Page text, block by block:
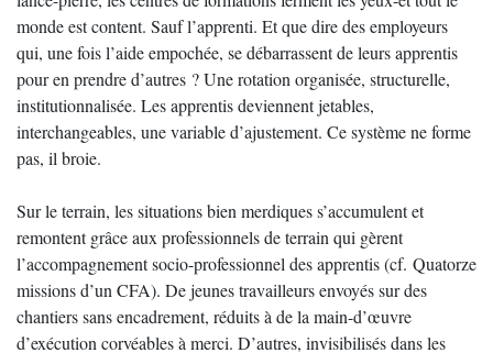
monde est content. Sauf l’apprenti. Et que dire des employeurs
qui, une fois l’aide empochée, se débarrassent de leurs apprentis
pour en prendre d’autres ? Une rotation organisée, structurelle,
institutionnalisée. Les apprentis deviennent jetables,
interchangeables, une variable d’ajustement. Ce système ne forme
pas, il broie.
Sur le terrain, les situations bien merdiques s’accumulent et
remontent grâce aux professionnels de terrain qui gèrent
l’accompagnement socio-professionnel des apprentis (cf. Quatorze
missions d’un CFA). De jeunes travailleurs envoyés sur des
chantiers sans encadrement, réduits à de la main-d’œuvre
d’exécution corvéables à merci. D’autres, invisibilisés dans les